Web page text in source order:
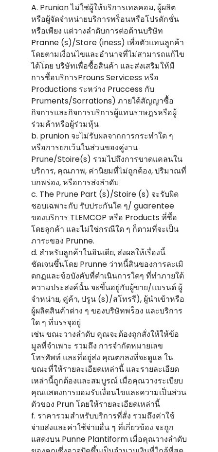
A. Prunion ไม่ใช่ผู้ให้บริการเทลคอม, ผู้ผลิต
หรือผู้จัดจําหน่ายบริการพร็อนหรือโปรดักชั่น
หรือเพียง แต่วางลําดับการต่อต้านบริษัท
Pranne (s)/Store (iness) เพื่อตัวแทนลูกค้า
โดยตามเงื่อนไขและอํานาจที่ไม่สามารถแก้ไข
ได้โดย บริษัทเพื่อซื้อสินค้า และส่งเสริมให้มี
การซื้อบริการProuns Servicess หรือ
Productions ระหว่าง Pruccess กับ
Pruments/Sorrations) ภายใต้สัญญาซื้อ
กิจการและกิจการบริการผู้แทนราษฎรหรือผู้
ร่วมค้าหรือผู้ร่วมหุ้น
b. prunion จะไม่รับผลจากการกระทําใด ๆ
หรือการยกเว้นในส่วนของคู่งาน
Prune/Stoire(s) รวมไปถึงการขาดแคลนใน
บริการ, คุณภาพ, ค่านิยมที่ไม่ถูกต้อง, ปริมาณที่
บกพร่อง, หรือการส่งลําดับ
c. The Prune Part (s)/Stoire (s) จะรับผิด
ชอบเฉพาะกับ รับประกันใด ๆ/ guarentee
ของบริการ TLEMCOP หรือ Products ที่ซื้อ
โดยลูกค้า และไม่ใช่กรณีใด ๆ ก็ตามที่จะเป็น
ภาระของ Prunne.
d. สําหรับลูกค้าในอินเดีย, ส่งผลให้เรื่องนี้
ชัดเจนขึ้นโดย Prunne ว่าหนี้สินของการละเมิ
ดกฏและข้อบังคับที่ดําเนินการใดๆ ที่ทําภายใต้
ความประสงค์นั้น จะขึ้นอยู่กับผู้ขาย/แบรนด์ ผู้
จําหน่าย, คู่ค้า, ปรูน (s)/สโทรรี), ผู้นําเข้าหรือ
ผู้ผลิตสินค้าต่าง ๆ ของบริษัทพร็อง และบริการ
ใด ๆ ที่บรรจุอยู่
เช่น ขณะวางลําดับ คุณจะต้องถูกสั่งให้ให้ข้อ
มูลที่จําเพาะ รวมถึง การจํากัดหมายเลข
โทรศัพท์ และที่อยู่ส่ง คุณตกลงที่จะดูแล ใน
ขณะที่ให้รายละเอียดเหล่านี้ และรายละเอียด
เหล่านี้ถูกต้องและสมบูรณ์ เมื่อคุณวางระเบียบ
คุณแสดงการยอมรับเงื่อนไขและความเป็นส่วน
ตัวของ Prun โดยให้รายละเอียดเหล่านี้
f. ราคารวมสําหรับบริการที่สั่ง รวมถึงค่าใช้
จ่ายส่งและค่าใช้จ่ายอื่น ๆ ที่เกี่ยวข้อง จะถูก
แสดงบน Punne Plantiform เมื่อคุณวางลําดับ